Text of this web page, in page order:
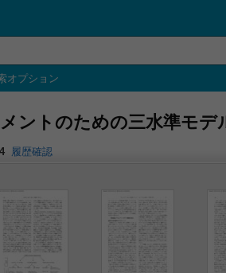
オプション
ントのための三水準モデ
4 履歴確認